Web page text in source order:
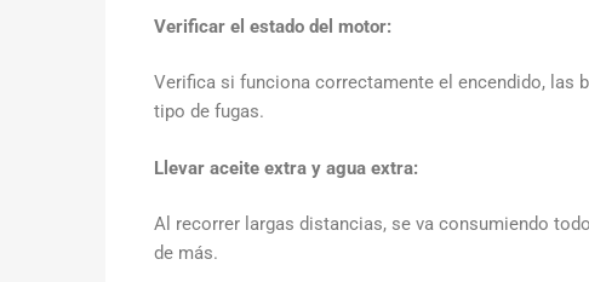
Verificar el estado del motor:
Verifica si funciona correctamente el encendido, las
tipo de fugas.
Llevar aceite extra y agua extra:
Al recorrer largas distancias, se va consumiendo
de más.